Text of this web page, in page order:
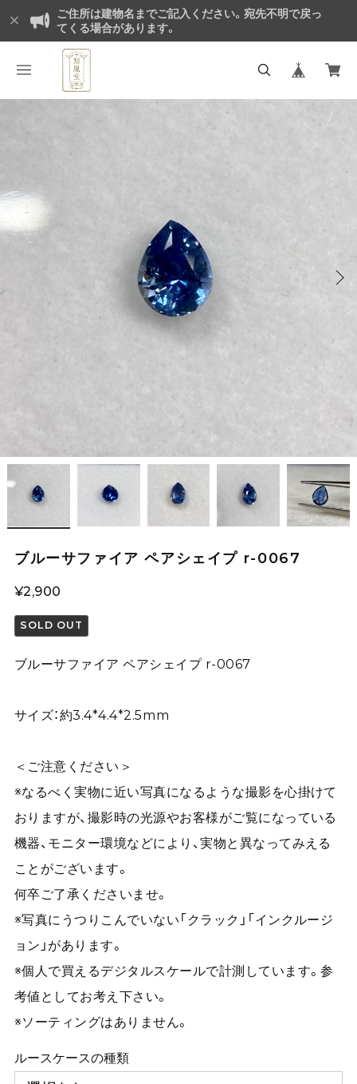
ご住所は建物名までご記入ください。宛先不明で戻っ
てくる場合があります。
ブルーサファイア ペアシェイプ r-0067
¥2,900
SOLD OUT
ブルーサファイア ペアシェイプ r-0067
サイズ：約3.4*4.4*2.5mm
＜ご注意ください＞
※なるべく実物に近い写真になるような撮影を心掛けて
おりますが、撮影時の光源やお客様がご覧になっている
機器、モニター環境などにより、実物と異なってみえる
ことがございます。
何卒ご了承くださいませ。
※写真にうつりこんでいない「クラック」「インクルージ
ョン」があります。
※個人で買えるデジタルスケールで計測しています。参
考値としてお考え下さい。
※ソーティングはありません。
ルースケースの種類